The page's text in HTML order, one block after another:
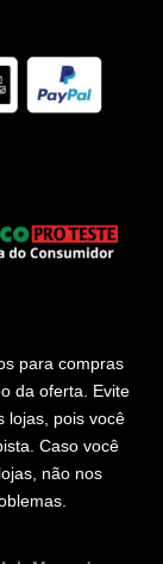
para compras
da oferta. Evite
lojas, pois você
Caso você
não nos